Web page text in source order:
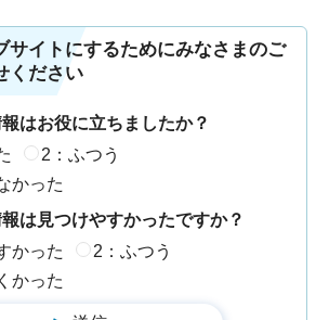
サイトにするためにみなさまのご
ください
はお役に立ちましたか？
2：ふつう
かった
は見つけやすかったですか？
かった
2：ふつう
かった